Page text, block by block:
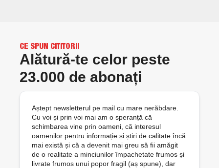
CE SPUN CITITORII
Alătură-te celor peste
23.000 de abonați
Aștept newsletterul pe mail cu mare nerăbdare.
Cu voi și prin voi mai am o speranță că
schimbarea vine prin oameni, că interesul
oamenilor pentru informație și știri de calitate încă
mai există și că a devenit mai greu să fii amăgit
de o realitate a minciunilor împachetate frumos și
livrate frumos unui popor fragil (aș spune), dar